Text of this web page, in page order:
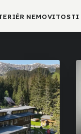
NEMOVITOSTI